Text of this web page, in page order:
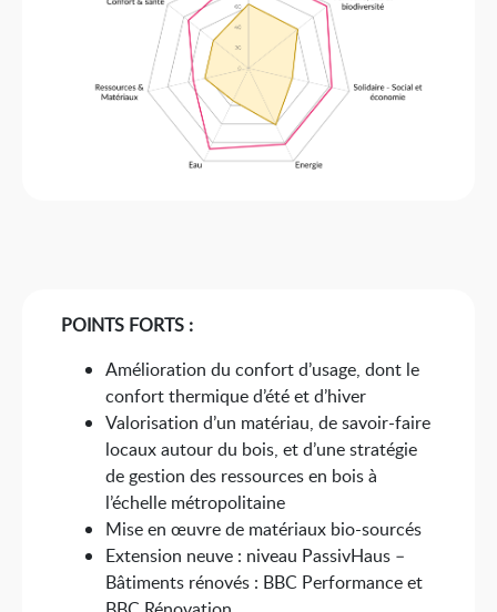
POINTS FORTS :
Amélioration du confort d’usage, dont le
confort thermique d’été et d’hiver
Valorisation d’un matériau, de savoir-faire
locaux autour du bois, et d’une stratégie
de gestion des ressources en bois à
l’échelle métropolitaine
Mise en œuvre de matériaux bio-sourcés
Extension neuve : niveau PassivHaus –
Bâtiments rénovés : BBC Performance et